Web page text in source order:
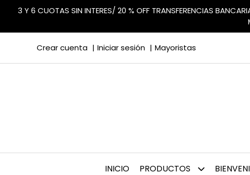
3 Y 6 CUOTAS SIN INTERES/ 20 % OFF TRANSFERENCIAS
Crear cuenta Iniciar sesión Mayoristas
INICIO PRODUCTOS